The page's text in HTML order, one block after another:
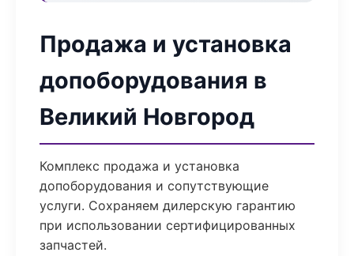
Продажа и установка
допоборудования в
Великий Новгород
Комплекс продажа и установка
допоборудования и сопутствующие
услуги. Сохраняем дилерскую гарантию
при использовании сертифицированных
запчастей.